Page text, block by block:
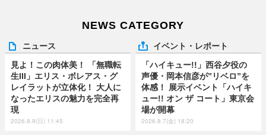
NEWS CATEGORY
ニュース
見よ！この肉体美！ 「無職転
生III」エリス・ボレアス・グ
レイラットが立体化！ 大人に
なったエリスの魅力を完全再
現
2026.8.9(日) 11:45
イベント・レポート
「ハイキュー!!」西谷夕役の
声優・岡本信彦が”リベロ”を
体感！ 展示イベント「ハイキ
ュー!! オン ザ コート」東京会
場が開幕
2026.8.7(金) 18:20